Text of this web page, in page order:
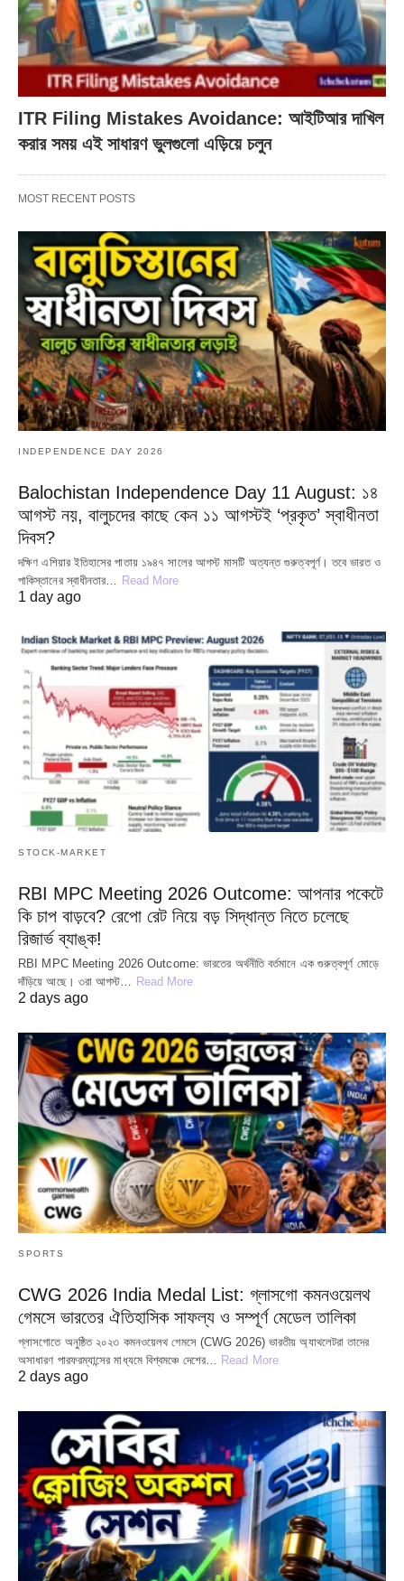
ITR Filing Mistakes Avoidance: আইটিআর দাখিল
করার সময় এই সাধারণ ভুলগুলো এড়িয়ে চলুন
MOST RECENT POSTS
INDEPENDENCE DAY 2026
Balochistan Independence Day 11 August: ১৪
আগস্ট নয়, বালুচদের কাছে কেন ১১ আগস্টই ‘প্রকৃত’ স্বাধীনতা
দিবস?
দক্ষিণ এশিয়ার ইতিহাসের পাতায় ১৯৪৭ সালের আগস্ট মাসটি অত্যন্ত গুরুত্বপূর্ণ। তবে ভারত ও
পাকিস্তানের স্বাধীনতার… Read More
1 day ago
STOCK-MARKET
RBI MPC Meeting 2026 Outcome: আপনার পকেটে
কি চাপ বাড়বে? রেপো রেট নিয়ে বড় সিদ্ধান্ত নিতে চলেছে
রিজার্ভ ব্যাঙ্ক!
RBI MPC Meeting 2026 Outcome: ভারতের অর্থনীতি বর্তমানে এক গুরুত্বপূর্ণ মোড়ে
দাঁড়িয়ে আছে। ৩রা আগস্ট…
Read More
2 days ago
SPORTS
CWG 2026 India Medal List: গ্লাসগো কমনওয়েলথ
গেমসে ভারতের ঐতিহাসিক সাফল্য ও সম্পূর্ণ মেডেল তালিকা
গ্লাসগোতে অনুষ্ঠিত ২০২৩ কমনওয়েলথ গেমসে (CWG 2026) ভারতীয় অ্যাথলেটরা তাদের
অসাধারণ পারফরম্যান্সের মাধ্যমে বিশ্বমঞ্চে দেশের… Read More
2 days ago